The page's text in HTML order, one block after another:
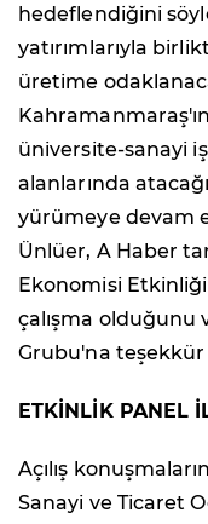
hedeflendiğini
yatırımlarıyla
üretime
üniversite-sanayi
alanlarında
yürümeye devam
Ünlüer, A Haber
Ekonomisi
çalışma olduğunu
Grubu'na
ETKİNLİK PANEL
Açılış
Sanayi ve Ticaret